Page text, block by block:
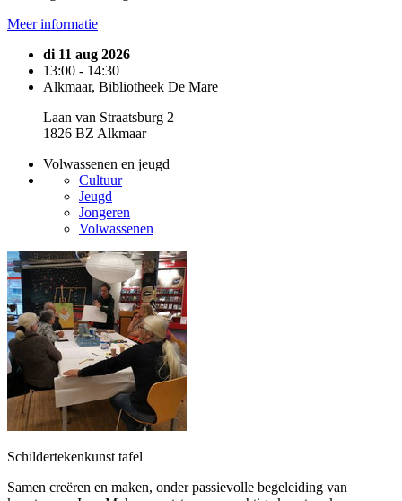
Meer informatie
di 11 aug 2026
13:00 - 14:30
Alkmaar, Bibliotheek De Mare
Laan van Straatsburg 2
1826 BZ Alkmaar
Volwassenen en jeugd
Cultuur
Jeugd
Jongeren
Volwassenen
Schildertekenkunst tafel
Samen creëren en maken, onder passievolle begeleiding van